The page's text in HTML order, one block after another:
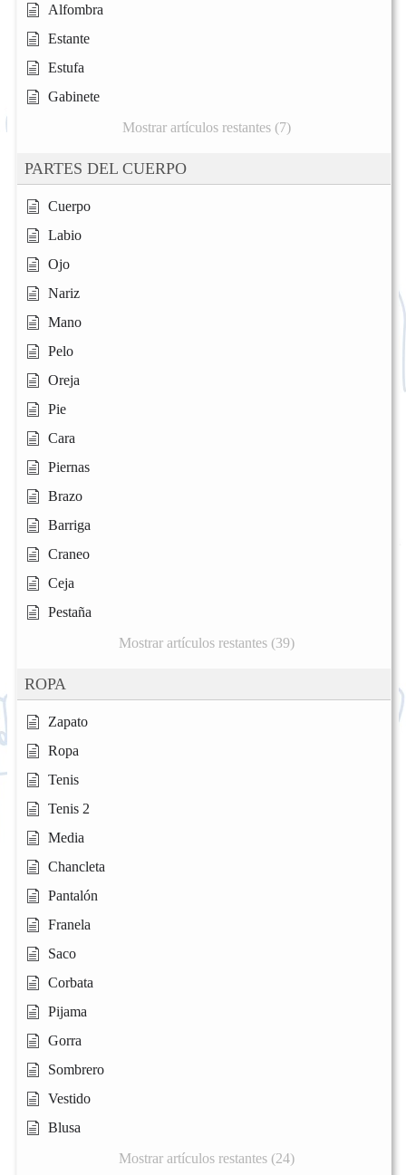
Alfombra
Estante
Estufa
Gabinete
Mostrar artículos restantes (7)
PARTES DEL CUERPO
Cuerpo
Labio
Ojo
Nariz
Mano
Pelo
Oreja
Pie
Cara
Piernas
Brazo
Barriga
Craneo
Ceja
Pestaña
Mostrar artículos restantes (39)
ROPA
Zapato
Ropa
Tenis
Tenis 2
Media
Chancleta
Pantalón
Franela
Saco
Corbata
Pijama
Gorra
Sombrero
Vestido
Blusa
Mostrar artículos restantes (24)